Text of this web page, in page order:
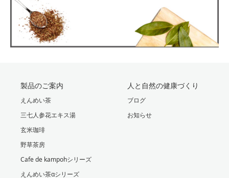
製品のご案内
えんめい茶
三七人参花エキス湯
玄米珈琲
野草茶房
Cafe de kampohシリーズ
えんめい茶αシリーズ
人と自然の健康づくり
ブログ
お知らせ